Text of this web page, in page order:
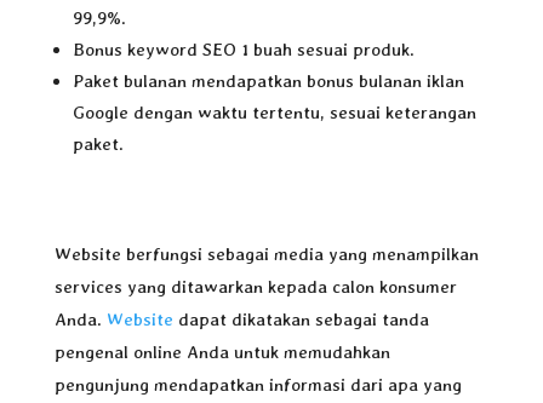
99,9%.
Bonus keyword SEO 1 buah sesuai produk.
Paket bulanan mendapatkan bonus bulanan iklan
Google dengan waktu tertentu, sesuai keterangan
paket.
Website berfungsi sebagai media yang menampilkan
services yang ditawarkan kepada calon konsumer
Anda. Website dapat dikatakan sebagai tanda
pengenal online Anda untuk memudahkan
pengunjung mendapatkan informasi dari apa yang